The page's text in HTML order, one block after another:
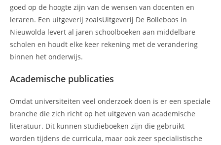
goed op de hoogte zijn van de wensen van docenten en
leraren. Een uitgeverij zoalsUitgeverij De Bolleboos in
Nieuwolda levert al jaren schoolboeken aan middelbare
scholen en houdt elke keer rekening met de verandering
binnen het onderwijs.
Academische publicaties
Omdat universiteiten veel onderzoek doen is er een speciale
branche die zich richt op het uitgeven van academische
literatuur. Dit kunnen studieboeken zijn die gebruikt
worden tijdens de curricula, maar ook zeer specialistische